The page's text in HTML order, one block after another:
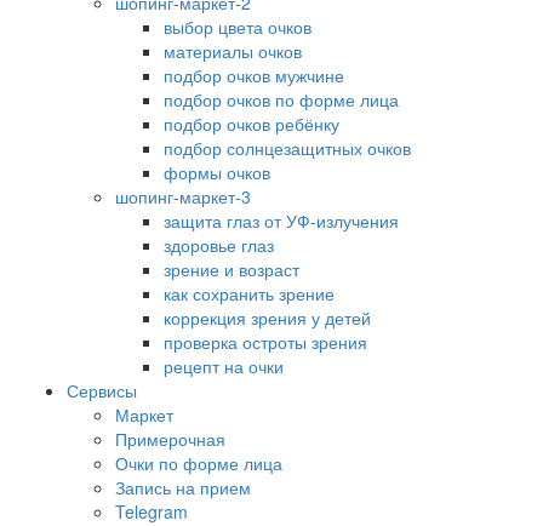
выбор цвета очков
материалы очков
подбор очков мужчине
подбор очков по форме лица
подбор очков ребёнку
подбор солнцезащитных очков
формы очков
шопинг-маркет-3
защита глаз от УФ-излучения
здоровье глаз
зрение и возраст
как сохранить зрение
коррекция зрения у детей
проверка остроты зрения
рецепт на очки
Сервисы
Маркет
Примерочная
Очки по форме лица
Запись на прием
Telegram